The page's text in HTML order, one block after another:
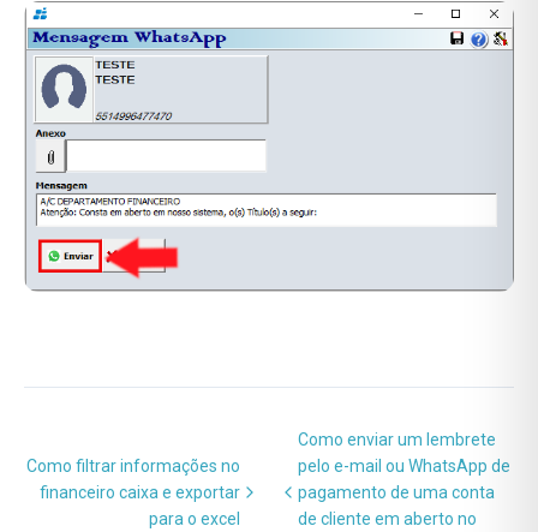
Como enviar um lembrete
pelo e-mail ou WhatsApp de
pagamento de uma conta
de cliente em aberto no
Como filtrar informações no
financeiro caixa e exportar
para o excel